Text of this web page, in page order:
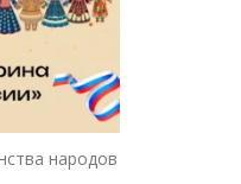
народов